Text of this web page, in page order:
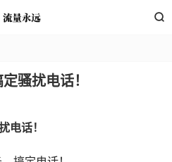

骚扰电话！
电话！